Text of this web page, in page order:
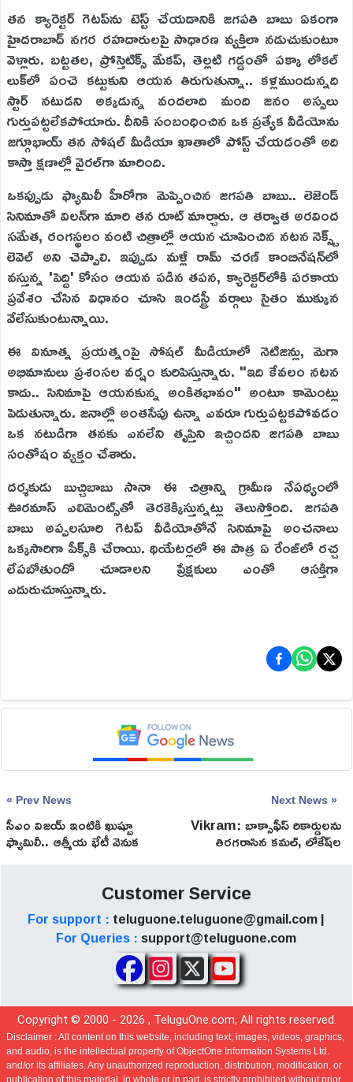
తన క్యారెక్టర్ గెటప్‌ను టెస్ట్ చేయడానికి జగపతి బాబు ఏకంగా
హైదరాబాద్ నగర రహదారులపై సాధారణ వ్యక్తిలా నడుచుకుంటూ
వెళ్లారు. బట్టతల, ప్రోస్తెటిక్స్ మేకప్, తెల్లటి గడ్డంతో పక్కా లోకల్
లుక్‌లో పంచె కట్టుకుని ఆయన తిరుగుతున్నా.. కళ్లముందున్నది
స్టార్ నటుడని అక్కడున్న వందలాది మంది జనం అస్సలు
గుర్తుపట్టలేకపోయారు. దీనికి సంబంధించిన ఒక ప్రత్యేక వీడియోను
జగ్గూభాయ్ తన సోషల్ మీడియా ఖాతాలో పోస్ట్ చేయడంతో అది
కాస్తా క్షణాల్లో వైరల్‌గా మారింది.
ఒకప్పుడు ఫ్యామిలీ హీరోగా మెప్పించిన జగపతి బాబు.. లెజెండ్
సినిమాతో విలన్‌గా మారి తన రూట్ మార్చారు. ఆ తర్వాత అరవింద
సమేత, రంగస్థలం వంటి చిత్రాల్లో ఆయన చూపించిన నటన నెక్స్ట్
లెవెల్ అని చెప్పాలి. ఇప్పుడు మళ్లీ రామ్ చరణ్ కాంబినేషన్‌లో
వస్తున్న 'పెద్ది' కోసం ఆయన పడిన తపన, క్యారెక్టర్‌లోకి పరకాయ
ప్రవేశం చేసిన విధానం చూసి ఇండస్ట్రీ వర్గాలు సైతం ముక్కున
వేలేసుకుంటున్నాయి.
ఈ వినూత్న ప్రయత్నంపై సోషల్ మీడియాలో నెటిజన్లు, మెగా
అభిమానులు ప్రశంసల వర్షం కురిపిస్తున్నారు. "ఇది కేవలం నటన
కాదు.. సినిమాపై ఆయనకున్న అంకితభావం" అంటూ కామెంట్లు
పెడుతున్నారు. జనాల్లో అంతసేపు ఉన్నా ఎవరూ గుర్తుపట్టకపోవడం
ఒక నటుడిగా తనకు ఎనలేని తృప్తిని ఇచ్చిందని జగపతి బాబు
సంతోషం వ్యక్తం చేశారు.
దర్శకుడు బుచ్చిబాబు సానా ఈ చిత్రాన్ని గ్రామీణ నేపథ్యంలో
ఊరమాస్ ఎలిమెంట్స్‌తో తెరకెక్కిస్తున్నట్లు తెలుస్తోంది. జగపతి
బాబు అప్పలసూరి గెటప్ వీడియోతోనే సినిమాపై అంచనాలు
ఒక్కసారిగా పీక్స్‌కి చేరాయి. థియేటర్లలో ఈ పాత్ర ఏ రేంజ్‌లో రచ్చ
లేపబోతుందో చూడాలని ప్రేక్షకులు ఎంతో ఆసక్తిగా
ఎదురుచూస్తున్నారు.
« Prev News
సీఎం విజయ్ ఇంటికి ఖుష్బూ
ఫ్యామిలీ.. ఆత్మీయ భేటీ వెనుక
అసలు కథ!
Next News »
Vikram: బాక్సాఫీస్ రికార్డులను
తిరగరాసిన క‌మ‌ల్‌, లోకేష్‌ల
‘విక్రమ్’.. నేటికి 4 ఏళ్లు!
Customer Service
For support : teluguone.teluguone@gmail.com |
For Queries : support@teluguone.com
Copyright © 2000 - 2026 , TeluguOne.com, All rights reserved.
Disclaimer :All content on this website, including text, images, videos, graphics,
and audio, is the intellectual property of ObjectOne Information Systems Ltd.
and/or its affiliates. Any unauthorized reproduction, distribution, modification, or
publication of this material, in whole or in part, is strictly prohibited without prior